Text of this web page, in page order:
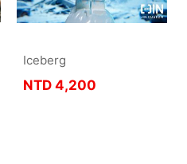
Iceberg
NTD 4,200